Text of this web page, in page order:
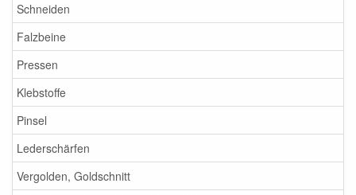
Schneiden
Falzbeine
Pressen
Klebstoffe
Pinsel
Lederschärfen
Vergolden, Goldschnitt